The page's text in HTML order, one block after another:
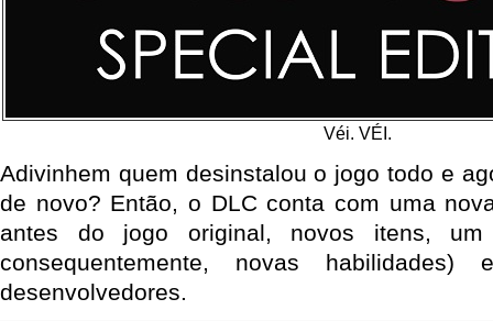
Véi. VÉI.
Adivinhem quem desinstalou o jogo todo e
de novo? Então, o DLC conta com uma
antes do jogo original, novos itens,
consequentemente, novas habilidades)
desenvolvedores.